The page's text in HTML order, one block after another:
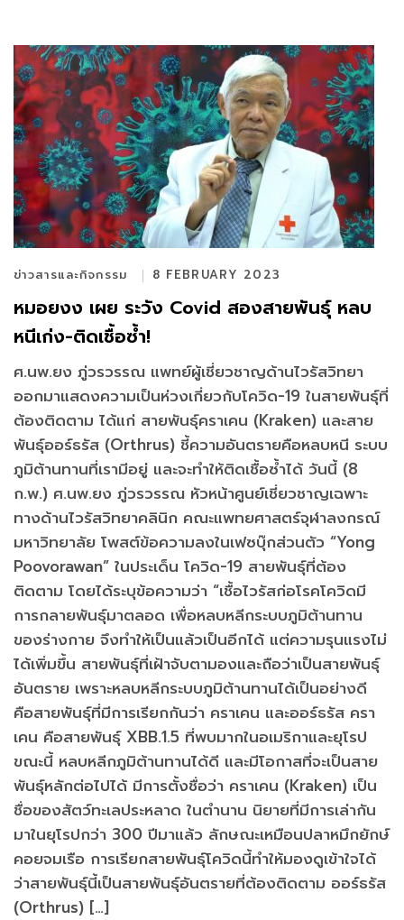
ข่าวสารและกิจกรรม 8 FEBRUARY 2023
หมอยงง เผย ระวัง Covid สองสายพันธุ์ หลบ
หนีเก่ง-ติดเชื้อซ้ำ!
ศ.นพ.ยง ภู่วรวรรณ แพทย์ผู้เชี่ยวชาญด้านไวรัสวิทยา
ออกมาแสดงความเป็นห่วงเกี่ยวกับโควิด-19 ในสายพันธุ์ที่
ต้องติดตาม ได้แก่ สายพันธุ์คราเคน (Kraken) และสาย
พันธุ์ออร์ธรัส (Orthrus) ชี้ความอันตรายคือหลบหนี ระบบ
ภูมิต้านทานที่เรามีอยู่ และจะทำให้ติดเชื้อซ้ำได้ วันนี้ (8
ก.พ.) ศ.นพ.ยง ภู่วรวรรณ หัวหน้าศูนย์เชี่ยวชาญเฉพาะ
ทางด้านไวรัสวิทยาคลินิก คณะแพทยศาสตร์จุฬาลงกรณ์
มหาวิทยาลัย โพสต์ข้อความลงในเฟซบุ๊กส่วนตัว “Yong
Poovorawan” ในประเด็น โควิด-19 สายพันธุ์ที่ต้อง
ติดตาม โดยได้ระบุข้อความว่า “เชื้อไวรัสก่อโรคโควิดมี
การกลายพันธุ์มาตลอด เพื่อหลบหลีกระบบภูมิต้านทาน
ของร่างกาย จึงทำให้เป็นแล้วเป็นอีกได้ แต่ความรุนแรงไม่
ได้เพิ่มขึ้น สายพันธุ์ที่เฝ้าจับตามองและถือว่าเป็นสายพันธุ์
อันตราย เพราะหลบหลีกระบบภูมิต้านทานได้เป็นอย่างดี
คือสายพันธุ์ที่มีการเรียกกันว่า คราเคน และออร์ธรัส ครา
เคน คือสายพันธุ์ XBB.1.5 ที่พบมากในอเมริกาและยุโรป
ขณะนี้ หลบหลีกภูมิต้านทานได้ดี และมีโอกาสที่จะเป็นสาย
พันธุ์หลักต่อไปได้ มีการตั้งชื่อว่า คราเคน (Kraken) เป็น
ชื่อของสัตว์ทะเลประหลาด ในตำนาน นิยายที่มีการเล่ากัน
มาในยุโรปกว่า 300 ปีมาแล้ว ลักษณะเหมือนปลาหมึกยักษ์
คอยจมเรือ การเรียกสายพันธุ์โควิดนี้ทำให้มองดูเข้าใจได้
ว่าสายพันธุ์นี้เป็นสายพันธุ์อันตรายที่ต้องติดตาม ออร์ธรัส
(Orthrus) […]